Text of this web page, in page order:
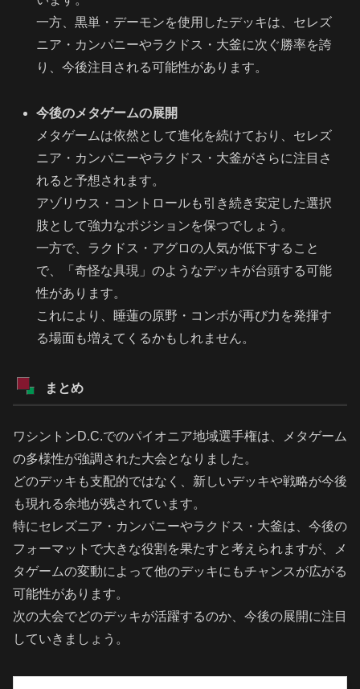
一方、黒単・デーモンを使用したデッキは、セレズ
ニア・カンパニーやラクドス・大釜に次ぐ勝率を誇
り、今後注目される可能性があります。
今後のメタゲームの展開
メタゲームは依然として進化を続けており、セレズ
ニア・カンパニーやラクドス・大釜がさらに注目さ
れると予想されます。
アゾリウス・コントロールも引き続き安定した選択
肢として強力なポジションを保つでしょう。
一方で、ラクドス・アグロの人気が低下すること
で、「奇怪な具現」のようなデッキが台頭する可能
性があります。
これにより、睡蓮の原野・コンボが再び力を発揮す
る場面も増えてくるかもしれません。
まとめ
ワシントンD.C.でのパイオニア地域選手権は、メタゲーム
の多様性が強調された大会となりました。
どのデッキも支配的ではなく、新しいデッキや戦略が今後
も現れる余地が残されています。
特にセレズニア・カンパニーやラクドス・大釜は、今後の
フォーマットで大きな役割を果たすと考えられますが、メ
タゲームの変動によって他のデッキにもチャンスが広がる
可能性があります。
次の大会でどのデッキが活躍するのか、今後の展開に注目
していきましょう。